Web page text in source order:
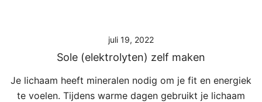
juli 19, 2022
Sole (elektrolyten) zelf maken
Je lichaam heeft mineralen nodig om je fit en energiek
te voelen. Tijdens warme dagen gebruikt je lichaam